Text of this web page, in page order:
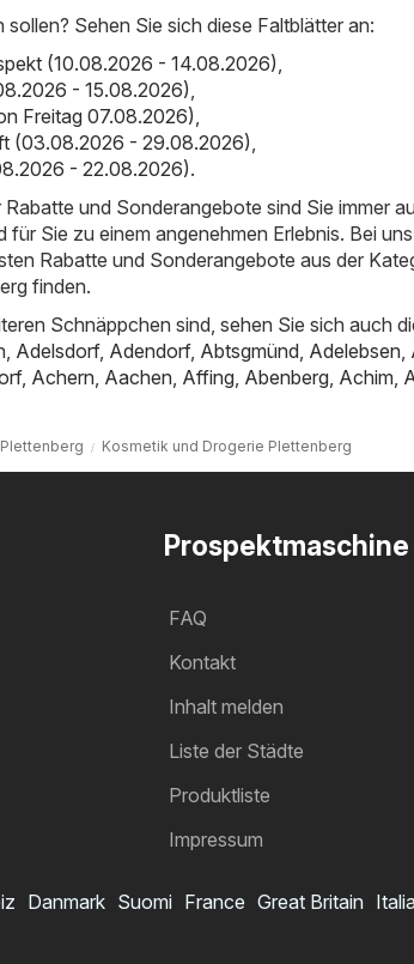
Sehen Sie sich diese Faltblätter an:
(10.08.2026 - 14.08.2026)
- 15.08.2026)
Freitag 07.08.2026)
(03.08.2026 - 29.08.2026)
- 22.08.2026).
und Sonderangebote sind Sie immer
Sie zu einem angenehmen Erlebnis. Bei uns
Rabatte und Sonderangebote aus der
finden.
Schnäppchen sind, sehen Sie sich auch
Adelsdorf, Adendorf, Abtsgmünd Adelebsen
, Achern Aachen Affing Abenberg Achim
Kosmetik und Drogerie Plettenberg
Prospektmaschine
FAQ
Kontakt
Inhalt melden
Liste der Städte
Produktliste
Impressum
Danmark Suomi France Great Britain